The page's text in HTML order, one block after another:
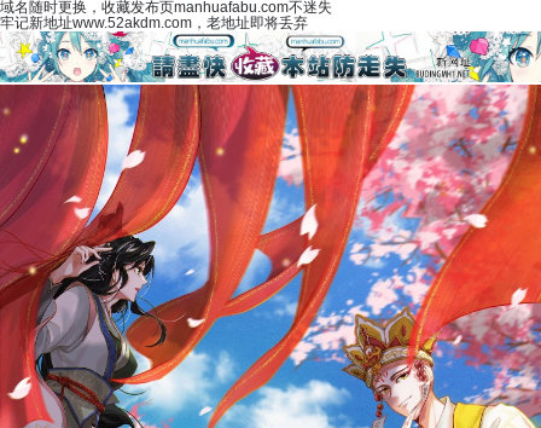
域名随时更换，收藏发布页manhuafabu.com不迷失
牢记新地址www.52akdm.com，老地址即将丢弃